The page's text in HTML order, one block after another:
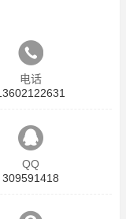
电话
QQ
309591418